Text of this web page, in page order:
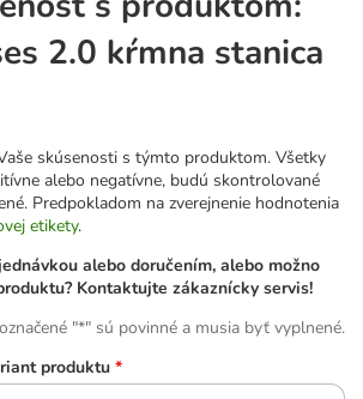
2.0 kŕmna stanica
skúsenosti s týmto produktom. Všetky
alebo negatívne, budú skontrolované
Predpokladom na zverejnenie hodnotenia
etikety.
alebo doručením, alebo možno
Kontaktujte zákaznícky servis!
"*" sú povinné a musia byť vyplnené.
produktu *